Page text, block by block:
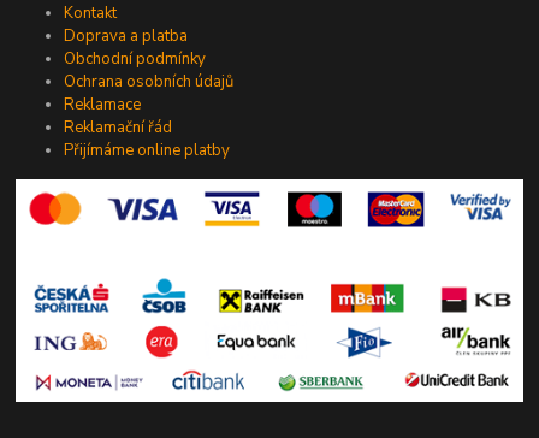
Kontakt
Doprava a platba
Obchodní podmínky
Ochrana osobních údajů
Reklamace
Reklamační řád
Přijímáme online platby